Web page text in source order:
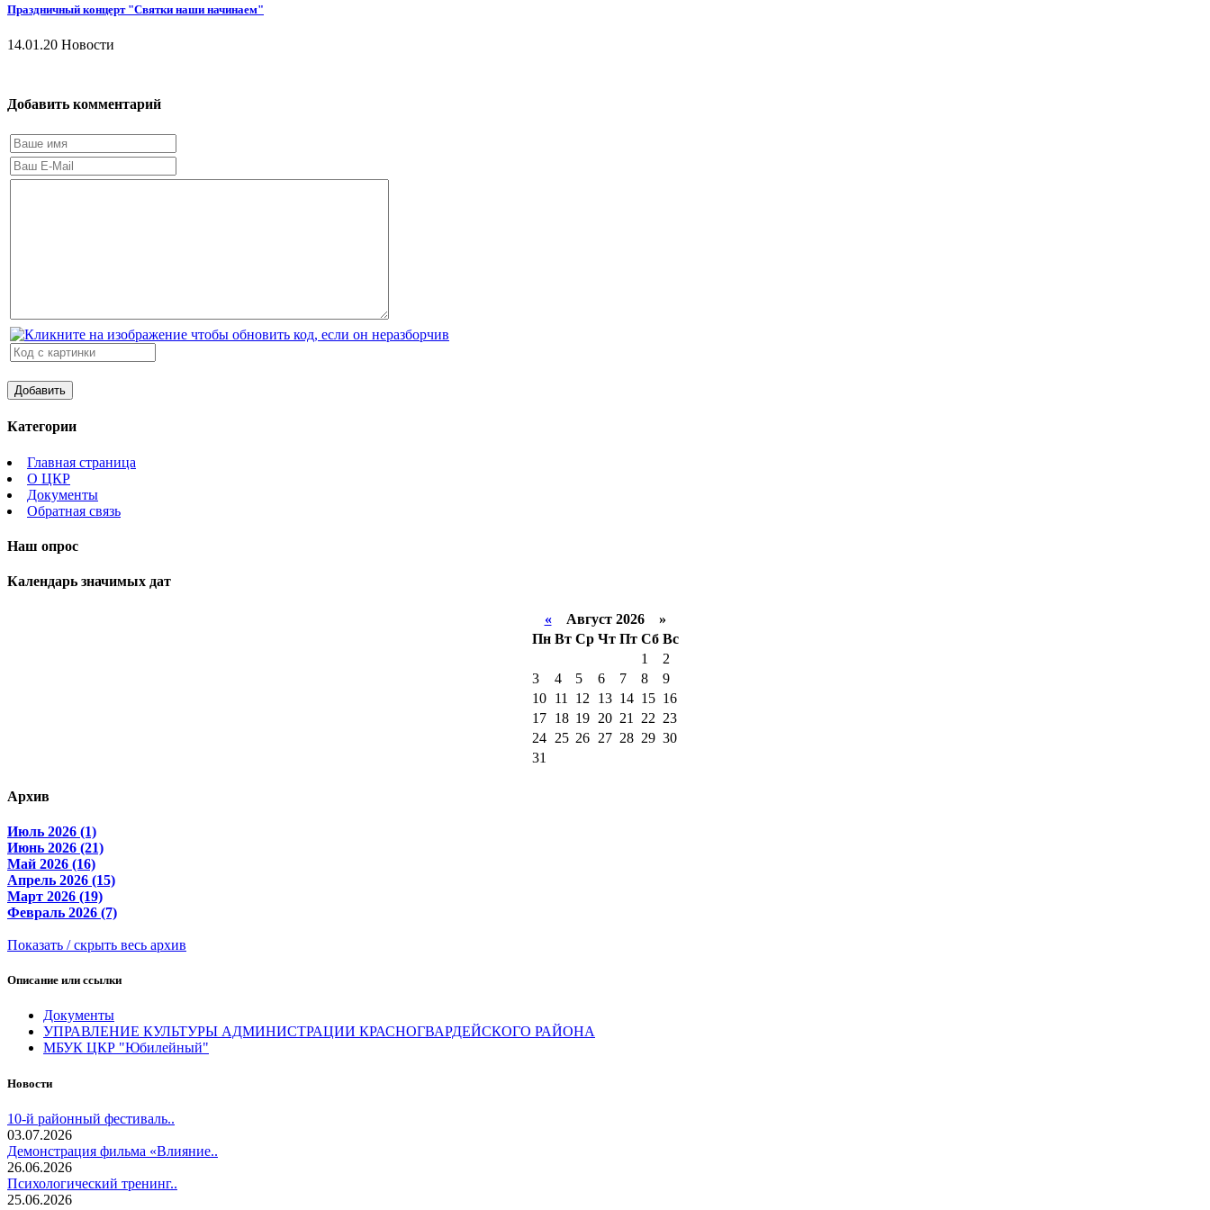
Праздничный концерт "Святки наши начинаем"
14.01.20 Новости
Добавить комментарий
Категории
Главная страница
О ЦКР
Документы
Обратная связь
Наш опрос
Календарь значимых дат
«Август 2026 »
Пн Вт Ср Чт Пт Сб Вс
1
2
3
4 5 6 7 8
9
10
11 12 13 14 15 16
17
18 19 20 21 22 23
24 25 26 27 28 29 30
31
Архив
Июль 2026 (1)
Июнь 2026 (21)
Май 2026 (16)
Апрель 2026 (15)
Март 2026 (19)
Февраль 2026 (7)
Показать / скрыть весь архив
Описание или ссылки
Документы
УПРАВЛЕНИЕ КУЛЬТУРЫ АДМИНИСТРАЦИИ КРАСНОГВАРДЕЙСКОГО РАЙОНА
МБУК ЦКР "Юбилейный"
Новости
10-й районный фестиваль..
03.07.2026
Демонстрация фильма «Влияние..
26.06.2026
Психологический тренинг..
25.06.2026